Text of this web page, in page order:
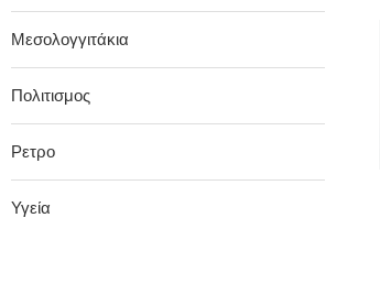
Μεσολογγιτάκια
Πολιτισμος
Ρετρο
Υγεία